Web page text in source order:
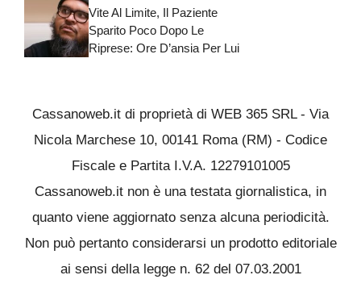
Vite Al Limite, Il Paziente
Sparito Poco Dopo Le
Riprese: Ore D’ansia Per Lui
Cassanoweb.it di proprietà di WEB 365 SRL - Via
Nicola Marchese 10, 00141 Roma (RM) - Codice
Fiscale e Partita I.V.A. 12279101005
Cassanoweb.it non è una testata giornalistica, in
quanto viene aggiornato senza alcuna periodicità.
Non può pertanto considerarsi un prodotto editoriale
ai sensi della legge n. 62 del 07.03.2001